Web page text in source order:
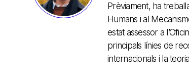
Prèviament, ha
Humans i al
estat assessor a
principals línies de
internacionals i la